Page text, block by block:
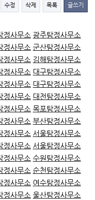
수정 삭제 목록 글쓰기
정사무소 광주탐정사무소
정사무소 군산탐정사무소
정사무소 김해탐정사무소
정사무소 대구탐정사무소
정사무소 대구탐정사무소
정사무소 대전탐정사무소
정사무소 목포탐정사무소
정사무소 부산탐정사무소
정사무소 서울탐정사무소
정사무소 서울탐정사무소
정사무소 수원탐정사무소
정사무소 순천탐정사무소
정사무소 여수탐정사무소
정사무소 울산탐정사무소